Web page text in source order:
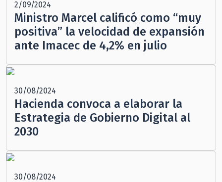
2/09/2024
Ministro Marcel calificó como “muy
positiva” la velocidad de expansión
ante Imacec de 4,2% en julio
30/08/2024
Hacienda convoca a elaborar la
Estrategia de Gobierno Digital al
2030
30/08/2024